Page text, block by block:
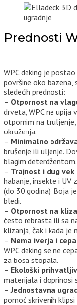
Prednosti
WPC deking je
površine oko
sledećih prednosti:
– Otpornost na
drveta, WPC ne upija
otpornim na truljenje,
okruženja.
– Minimalno
brušenje ili uljenje.
blagim deterdžentom.
– Trajnost i dug vek
habanje, insekte i UV
(do 30 godina). Boja
bledi.
– Otpornost na
često rebrasta ili sa
klizanja, čak i kada je
– Nema iverja i
WPC deking se ne
za bosa stopala.
– Ekološki
materijala i doprinosi
–Jednostavna
pomoć skrivenih